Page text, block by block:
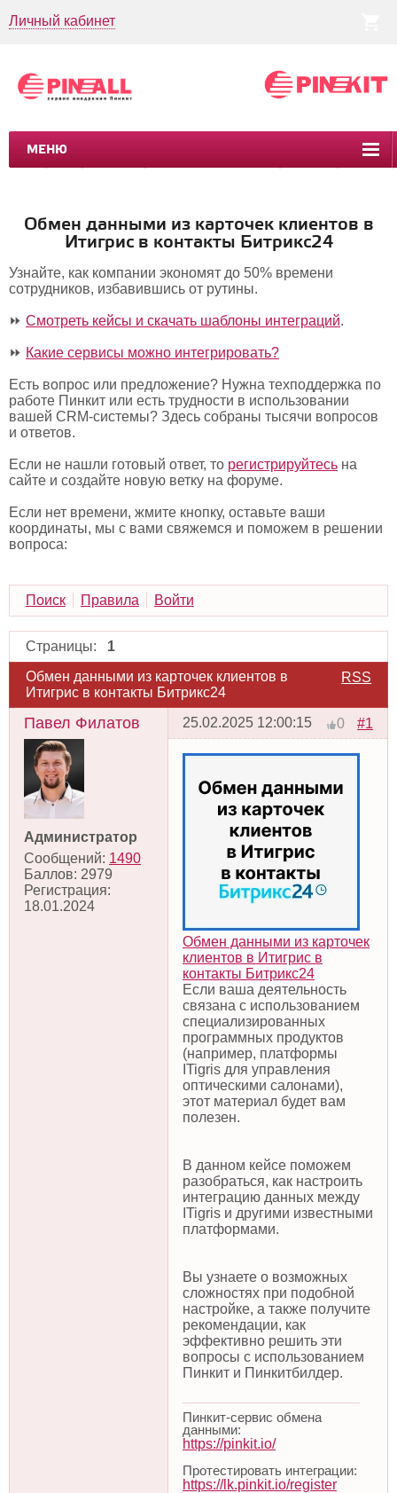
Личный кабинет
МЕНЮ
CRM CMS КЕЙСЫ
Обмен данными из карточек клиентов в
Итигрис в контакты Битрикс24
Узнайте, как компании экономят до 50% времени
сотрудников, избавившись от рутины.
⏩ Смотреть кейсы и скачать шаблоны интеграций.
⏩ Какие сервисы можно интегрировать?
Есть вопрос или предложение? Нужна техподдержка по
работе Пинкит или есть трудности в использовании
вашей CRM-системы? Здесь собраны тысячи вопросов
и ответов.
Если не нашли готовый ответ, то регистрируйтесь на
сайте и создайте новую ветку на форуме.
Если нет времени, жмите кнопку, оставьте ваши
координаты, мы с вами свяжемся и поможем в решении
вопроса:
Поиск Правила Войти
Страницы: 1
RSS
Обмен данными из карточек клиентов в
Итигрис в контакты Битрикс24
Павел Филатов
Администратор
Сообщений: 1490
Баллов: 2979
Регистрация:
18.01.2024
#1
0
25.02.2025 12:00:15
Обмен данными из карточек
клиентов в Итигрис в
контакты Битрикс24
Если ваша деятельность
связана с использованием
специализированных
программных продуктов
(например, платформы
ITigris для управления
оптическими салонами),
этот материал будет вам
полезен.
В данном кейсе поможем
разобраться, как настроить
интеграцию данных между
ITigris и другими известными
платформами.
Вы узнаете о возможных
сложностях при подобной
настройке, а также получите
рекомендации, как
эффективно решить эти
вопросы с использованием
Пинкит и Пинкитбилдер.
Пинкит-сервис обмена
данными:
https://pinkit.io/
Протестировать интеграции:
https://lk.pinkit.io/register